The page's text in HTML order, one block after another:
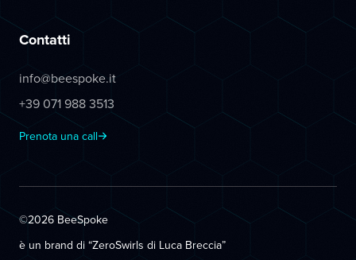
Contatti
info@beespoke.it
+39 071 988 3513
Prenota una call
©2026 BeeSpoke
è un brand di “ZeroSwirls di Luca Breccia”